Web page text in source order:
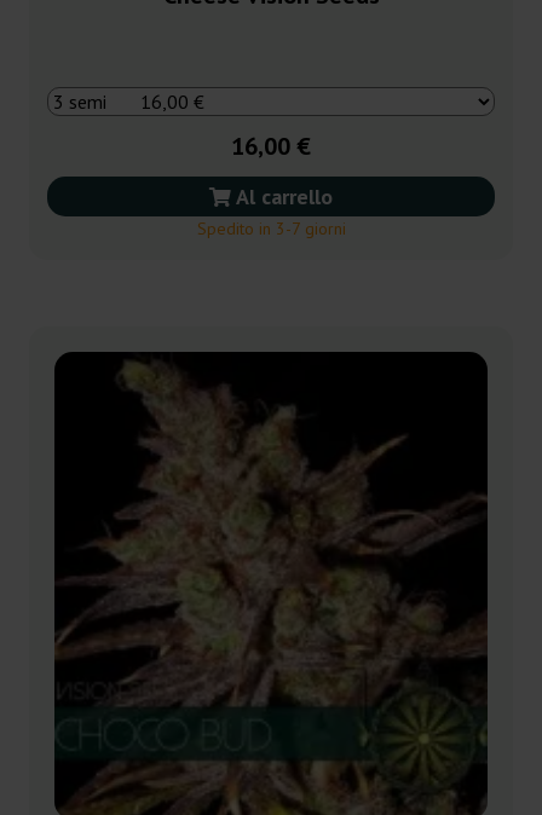
16,00 €
Al carrello
Spedito in 3-7 giorni